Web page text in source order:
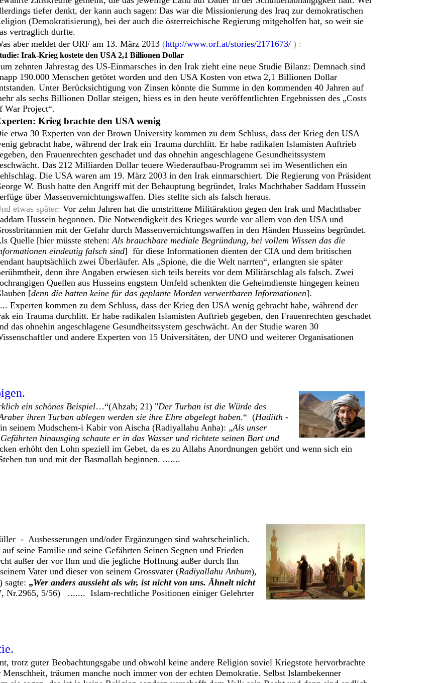
tiefer denkt, der kann auch sagen: Das war die Missionierung des Iraq zur demokratischen
(Demokratisierung), bei der auch die österreichische Regierung mitgeholfen hat, so weit sie
vertraglich durfte.
aber meldet der ORF am 13. März 2013 (http://www.orf.at/stories/2171673/ ) :
Irak-Krieg kostete den USA 2,1 Billionen Dollar
zehnten Jahrestag des US-Einmarsches in den Irak zieht eine neue Studie Bilanz: Demnach sind
190.000 Menschen getötet worden und den USA Kosten von etwa 2,1 Billionen Dollar
Unter Berücksichtigung von Zinsen könnte die Summe in den kommenden 40 Jahren auf
als sechs Billionen Dollar steigen, hiess es in den heute veröffentlichten Ergebnissen des „Costs
War Project“.
Krieg brachte den USA wenig
etwa 30 Experten von der Brown University kommen zu dem Schluss, dass der Krieg den USA
gebracht habe, während der Irak ein Trauma durchlitt. Er habe radikalen Islamisten Auftrieb
den Frauenrechten geschadet und das ohnehin angeschlagene Gesundheitssystem
Das 212 Milliarden Dollar teuere Wiederaufbau-Programm sei im Wesentlichen ein
Die USA waren am 19. März 2003 in den Irak einmarschiert. Die Regierung von Präsident
W. Bush hatte den Angriff mit der Behauptung begründet, Iraks Machthaber Saddam Hussein
über Massenvernichtungswaffen. Dies stellte sich als falsch heraus.
etwas später: Vor zehn Jahren hat die umstrittene Militäraktion gegen den Irak und Machthaber
Hussein begonnen. Die Notwendigkeit des Krieges wurde vor allem von den USA und
mit der Gefahr durch Massenvernichtungswaffen in den Händen Husseins begründet.
Quelle [hier müsste stehen:Als brauchbare mediale Begründung, bei vollem Wissen das die
eindeutig falsch sind] für diese Informationen dienten der CIA und dem britischen
hauptsächlich zwei Überläufer. Als „Spione, die die Welt narrten“, erlangten sie später
denn ihre Angaben erwiesen sich teils bereits vor dem Militärschlag als falsch. Zwei
Quellen aus Husseins engstem Umfeld schenkten die Geheimdienste hingegen keinen
[denn die hatten keine für das geplante Morden verwertbaren Informationen].
Experten kommen zu dem Schluss, dass der Krieg den USA wenig gebracht habe, während der
ein Trauma durchlitt. Er habe radikalen Islamisten Auftrieb gegeben, den Frauenrechten geschadet
das ohnehin angeschlagene Gesundheitssystem geschwächt. An der Studie waren 30
und andere Experten von 15 Universitäten, der UNO und weiterer Organisationen
ein schönes Beispiel…“(Ahzab; 21) "Der Turban ist die Würde des
ihren Turban ablegen werden sie ihre Ehre abgelegt haben.“ (Hadiith -
seinem Mudschem-i Kabir von Aischa (Radiyallahu Anha): „Als unser
hinausging schaute er in das Wasser und richtete seinen Bart und
erhöht den Lohn speziell im Gebet, da es zu Allahs Anordnungen gehört und wenn sich ein
tun und mit der Basmallah beginnen. .......
- Ausbesserungen und/oder Ergänzungen sind wahrscheinlich.
auf seine Familie und seine Gefährten Seinen Segnen und Frieden
außer der vor Ihm und die jegliche Hoffnung außer durch Ihn
Vater und dieser von seinem Grossvater (Radiyallahu Anhum),
) sagte: „Wer anders aussieht als wir, ist nicht von uns. Ähnelt nicht
Nr.2965, 5/56) ....... Islam-rechtliche Positionen einiger Gelehrter
trotz guter Beobachtungsgabe und obwohl keine andere Religion soviel Kriegstote hervorbrachte
träumen manche noch immer von der echten Demokratie. Selbst Islambekenner